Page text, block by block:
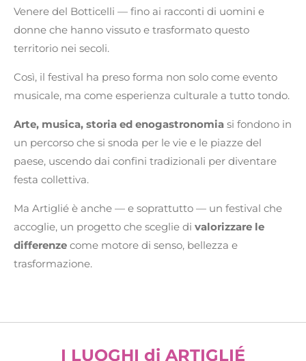
Venere del Botticelli — fino ai racconti di uomini e
donne che hanno vissuto e trasformato questo
territorio nei secoli.
Così, il festival ha preso forma non solo come evento
musicale, ma come esperienza culturale a tutto tondo.
Arte, musica, storia ed enogastronomia si fondono in
un percorso che si snoda per le vie e le piazze del
paese, uscendo dai confini tradizionali per diventare
festa collettiva.
Ma Artiglié è anche — e soprattutto — un festival che
accoglie, un progetto che sceglie di valorizzare le
differenze come motore di senso, bellezza e
trasformazione.
I LUOGHI di ARTIGLIÉ